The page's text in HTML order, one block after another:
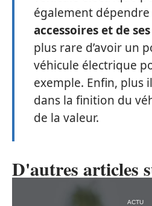
également dépendre
accessoires et de
plus rare d’avoir un
véhicule électrique
exemple. Enfin, plus
dans la finition du
de la valeur.
D'autres articles
ACTU